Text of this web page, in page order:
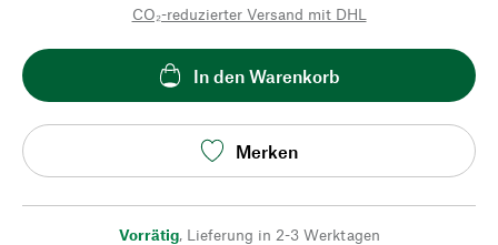
CO₂-reduzierter Versand mit DHL
In den Warenkorb
Merken
Vorrätig, Lieferung in 2-3 Werktagen